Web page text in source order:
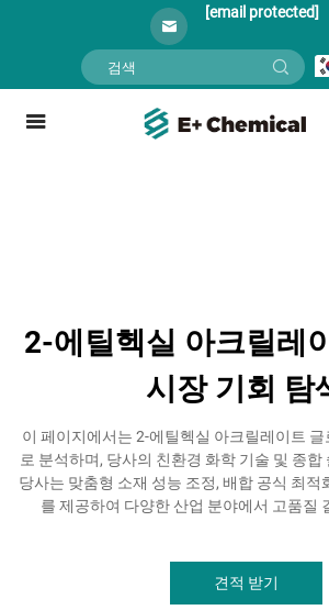
[email protected]
2-에틸헥실 아크릴레
시장 기회 탐
이 페이지에서는 2-에틸헥실 아크릴레이트
로 분석하며, 당사의 친환경 화학 기술 및 종
당사는 맞춤형 소재 성능 조정, 배합 공식 최적
를 제공하여 다양한 산업 분야에서 고품질
견적 받기